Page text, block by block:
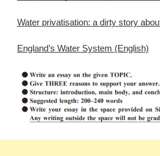
Water privatisation: a dirty story
England’s Water System (English)